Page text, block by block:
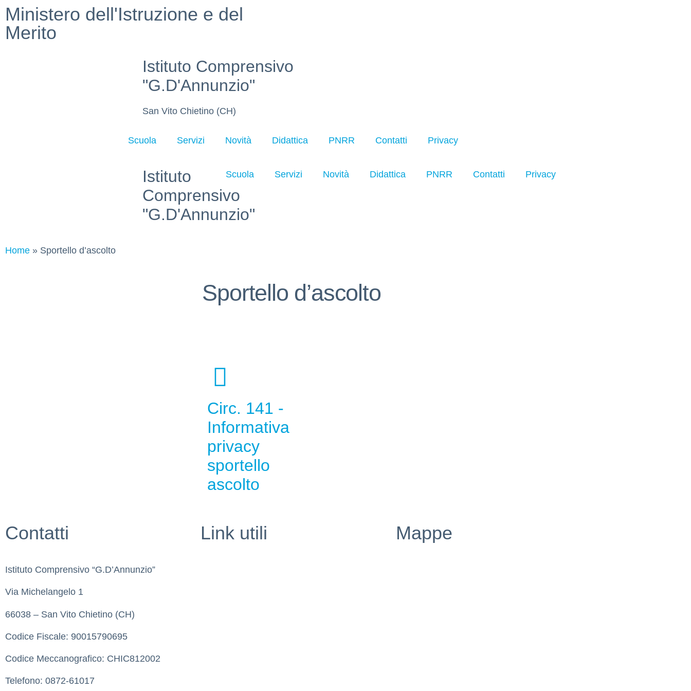
Ministero dell'Istruzione e del
Merito
Istituto Comprensivo
"G.D'Annunzio"
San Vito Chietino (CH)
Scuola Servizi Novità Didattica PNRR Contatti Privacy
Istituto
Comprensivo
"G.D'Annunzio"
Scuola Servizi Novità Didattica PNRR Contatti Privacy
Home » Sportello d’ascolto
Sportello d’ascolto
Circ. 141 -
Informativa
privacy
sportello
ascolto
Contatti
Istituto Comprensivo “G.D’Annunzio”
Via Michelangelo 1
66038 – San Vito Chietino (CH)
Codice Fiscale: 90015790695
Codice Meccanografico: CHIC812002
Telefono: 0872-61017
Link utili Mappe